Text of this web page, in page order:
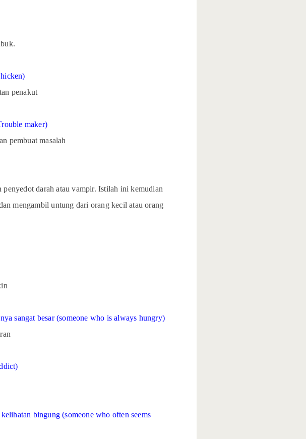
penakut
maker)
pembuat masalah
darah atau vampir. Istilah ini kemudian
mengambil untung dari orang kecil atau orang
sangat besar (someone who is always hungry)
bingung (someone who often seems